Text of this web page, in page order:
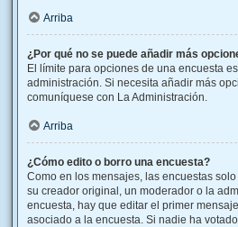
Arriba
¿Por qué no se puede añadir más
El límite para opciones de una encuesta
administración. Si necesita añadir más
comuníquese con La Administración.
Arriba
¿Cómo edito o borro una encuesta?
Como en los mensajes, las encuestas
su creador original, un moderador o la
encuesta, hay que editar el primer
asociado a la encuesta. Si nadie ha